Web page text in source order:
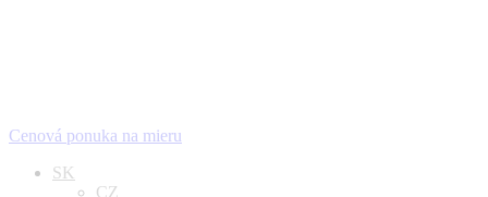
Cenová ponuka na mieru
SK
CZ